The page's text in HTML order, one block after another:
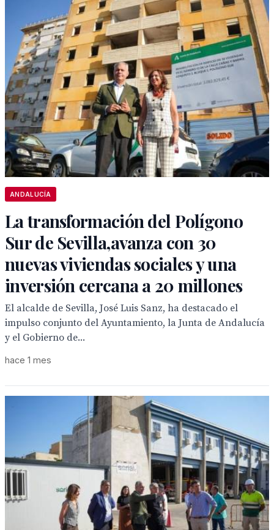
ANDALUCÍA
La transformación del Polígono
Sur de Sevilla,avanza con 30
nuevas viviendas sociales y una
inversión cercana a 20 millones
El alcalde de Sevilla, José Luis Sanz, ha destacado el
impulso conjunto del Ayuntamiento, la Junta de Andalucía
y el Gobierno de...
hace 1 mes